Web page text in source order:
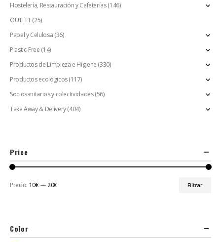
Hostelería, Restauración y Cafeterías(146)
OUTLET(25)
Papel y Celulosa (36)
Plastic-Free (14)
Productos de Limpieza e Higiene (330)
Productos ecológicos(117)
Sociosanitarios y colectividades (56)
Take Away & Delivery(404)
Price
Filtrar
Precio: 10€ — 20€
Color